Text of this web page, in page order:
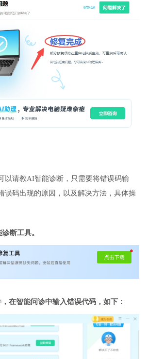
以请教AI智能诊断，只需要将错误码输
误码出现的原因，以及解决方法，具体操
断工具。
在智能问诊中输入错误代码，如下：